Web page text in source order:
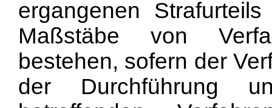
ergangenen
Maßstäbe von
bestehen, sofern der
der Durchführung